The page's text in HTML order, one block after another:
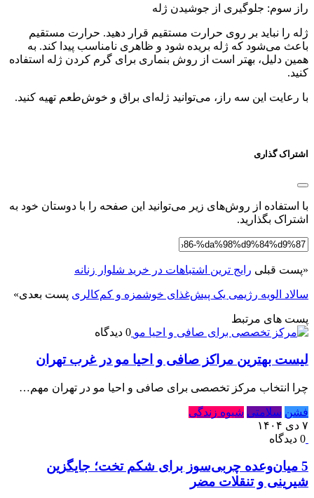
راز سوم: جلوگیری از جوشیدن ژله
ژله را نباید بر روی حرارت مستقیم قرار دهید. حرارت مستقیم
باعث می‌شود که ژله بریده شود و ظاهری نامناسب پیدا کند. به
همین دلیل، بهتر است از روش بنماری برای گرم کردن ژله استفاده
کنید.
با رعایت این سه راز، می‌توانید ژله‌ای براق و خوش‌طعم تهیه کنید.
اشتراک گذاری
با استفاده از روش‌های زیر می‌توانید این صفحه را با دوستان خود به
اشتراک بگذارید.
«پست قبلی رایج ترین اشتباهات در خرید شلوار زنانه
سالاد الویه رژیمی یک پیش‌غذای خوشمزه و کم‌کالری پست بعدی»
پست های مرتبط
0 دیدگاه
لیست بهترین مراکز صافی و احیا مو در غرب تهران
چرا انتخاب مرکز تخصصی برای صافی و احیا مو در تهران مهم…
فشن سلامتی شیوه زندگی
۷ دی ۱۴۰۴
0 دیدگاه
5 میان‌وعده چربی‌سوز برای شکم تخت؛ جایگزین
شیرینی و تنقلات مضر